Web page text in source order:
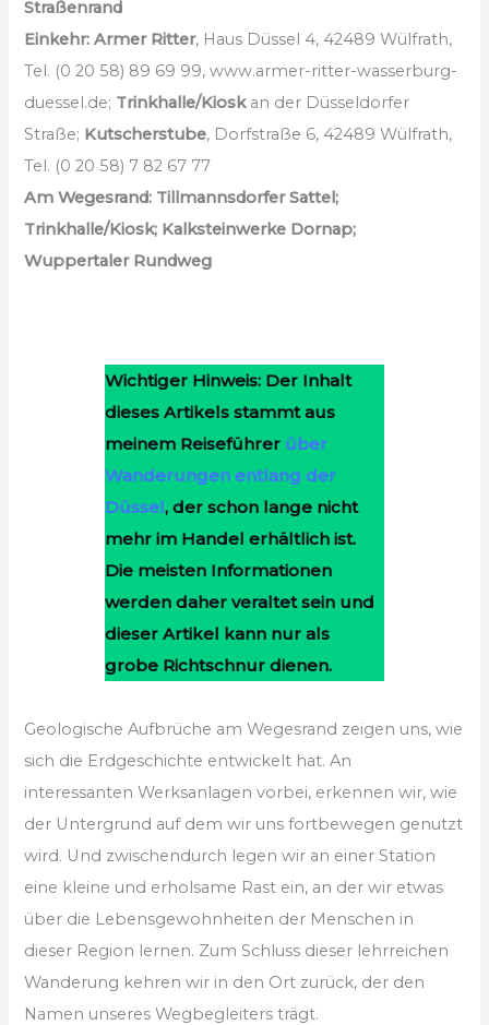
Straßenrand
Einkehr: Armer Ritter, Haus Düssel 4, 42489 Wülfrath,
Tel. (0 20 58) 89 69 99, www.armer-ritter-wasserburg-
duessel.de; Trinkhalle/Kioskan der Düsseldorfer
Straße; Kutscherstube, Dorfstraße 6, 42489 Wülfrath,
Tel. (0 20 58) 7 82 67 77
Am Wegesrand: Tillmannsdorfer Sattel;
Trinkhalle/Kiosk; Kalksteinwerke Dornap;
Wuppertaler Rundweg
Wichtiger Hinweis: Der Inhalt
dieses Artikels stammt aus
meinem Reiseführer über
Wanderungen entlang der
Düssel, der schon lange nicht
mehr im Handel erhältlich ist.
Die meisten Informationen
werden daher veraltet sein und
dieser Artikel kann nur als
grobe Richtschnur dienen.
Geologische Aufbrüche am Wegesrand zeigen uns, wie
sich die Erdgeschichte entwickelt hat. An
interessanten Werksanlagen vorbei, erkennen wir, wie
der Untergrund auf dem wir uns fortbewegen genutzt
wird. Und zwischendurch legen wir an einer Station
eine kleine und erholsame Rast ein, an der wir etwas
über die Lebensgewohnheiten der Menschen in
dieser Region lernen. Zum Schluss dieser lehrreichen
Wanderung kehren wir in den Ort zurück, der den
Namen unseres Wegbegleiters trägt.